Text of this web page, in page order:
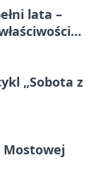
lata –
„Sobota z